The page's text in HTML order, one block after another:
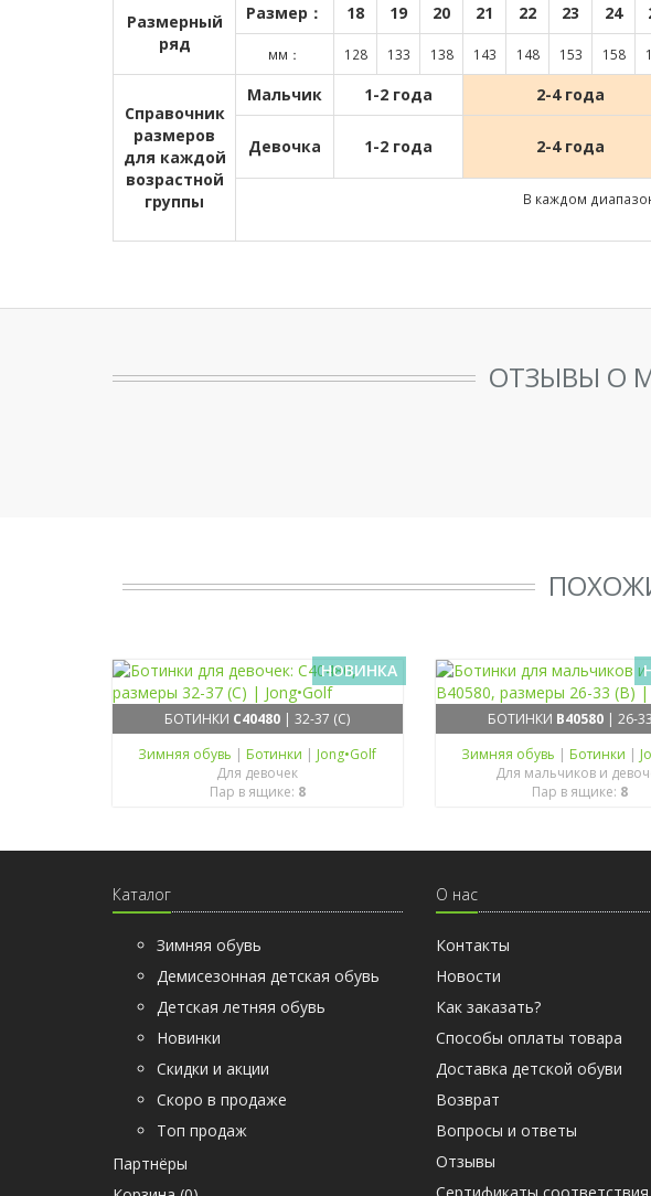
Размерный
ряд
Размер： 18 19 20 21 22 23 24
мм： 128 133 138 143 148 153 158
Справочник
размеров
для каждой
возрастной
группы
Мальчик 1-2 года 2-4 года
Девочка 1-2 года 2-4 года
В каждом
ОТЗЫВЫ О
НОВИНКА
БОТИНКИ C40480 | 32-37 (C)
Зимняя обувь | Ботинки | Jong•Golf
Для девочек
Пар в ящике: 8
БОТИНКИ B40580| 26-
Зимняя обувь | Ботинки |
Для мальчиков и
Пар в ящике: 8
Каталог
Зимняя обувь
Демисезонная детская обувь
Детская летняя обувь
Новинки
Скидки и акции
Скоро в продаже
Топ продаж
Партнёры
О нас
Контакты
Новости
Как заказать?
Способы оплаты товара
Доставка детской обуви
Возврат
Вопросы и ответы
Отзывы
Cертификаты соответствия